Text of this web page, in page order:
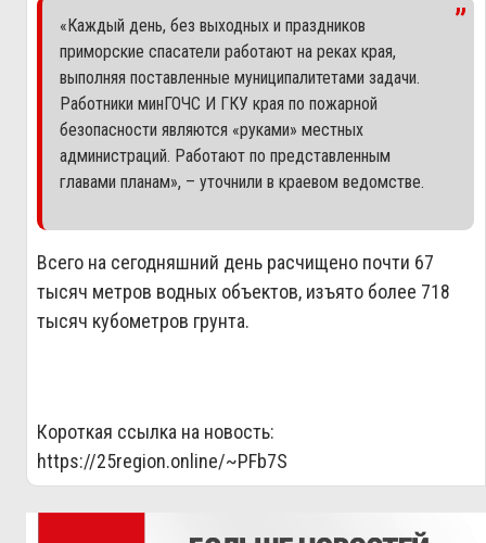
«Каждый день, без выходных и праздников
приморские спасатели работают на реках края,
выполняя поставленные муниципалитетами задачи.
Работники минГОЧС И ГКУ края по пожарной
безопасности являются «руками» местных
администраций. Работают по представленным
главами планам», – уточнили в краевом ведомстве.
Всего на сегодняшний день расчищено почти 67
тысяч метров водных объектов, изъято более 718
тысяч кубометров грунта.
Короткая ссылка на новость:
https://25region.online/~PFb7S